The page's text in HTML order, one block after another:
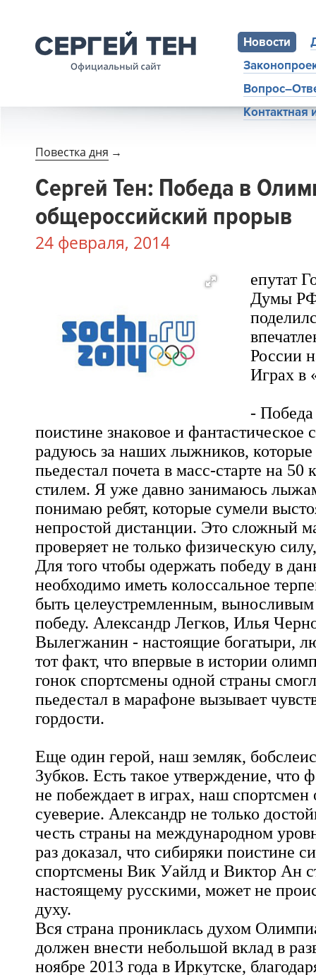
Новости
Повестка дня →
Сергей Тен: Победа в
общероссийский прорыв
24 февраля, 2014
епутат
Думы
России
Играх в
-
поистине знаковое и фантастическое
радуюсь за наших лыжников, которые
пьедестал почета в масс-старте на
стилем. Я уже давно занимаюсь
понимаю ребят, которые сумели
непростой дистанции. Это сложный
проверяет не только физическую
Для того чтобы одержать победу в
необходимо иметь колоссальное
быть целеустремленным,
победу. Александр Легков, Илья
Вылегжанин - настоящие богатыри,
тот факт, что впервые в истории
гонок спортсмены одной страны
пьедестал в марафоне вызывает
гордости.
Еще один герой, наш земляк,
Зубков. Есть такое утверждение, что
не побеждает в играх, наш спортсмен
суеверие. Александр не только
честь страны на международном
раз доказал, что сибиряки поистине
спортсмены Вик Уайлд и Виктор Ан
настоящему русскими, может не
духу.
Вся страна прониклась духом
должен внести небольшой вклад в
ноябре 2013 года в Иркутске,